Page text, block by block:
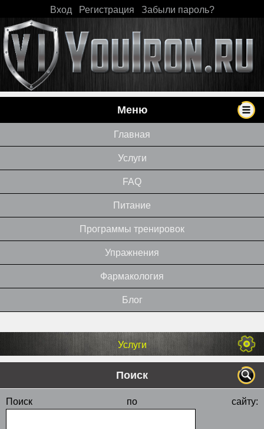
Вход Регистрация Забыли пароль?
Меню
Главная
Услуги
FAQ
Питание
Программы тренировок
Упражнения
Фармакология
Блог
Услуги
Поиск
Поиск по сайту: